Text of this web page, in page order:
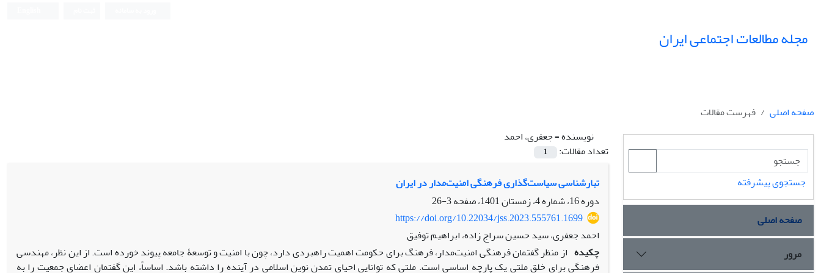
مجله مطالعات اجتماعی ایران
صفحه اصلی
فهرست مقالات
نویسنده =جعفری، احمد
تعداد مقالات:
1
تبارشناسی سیاست‌گذاری فرهنگی امنیت‌مدار در ایران
دوره 16، شماره 4، زمستان 1401، صفحه
3-26
https://doi.org/10.22034/jss.2023.555761.1699
احمد جعفری، سید حسین سراج زاده، ابراهیم توفیق
چکیده از منظر گفتمان فرهنگی امنیت‌مدار، فرهنگ برای حکومت اهمیت راهبردی دارد، چون با امنیت و توسعۀ جامعه پیوند خورده است. از این نظر، مهندسی
فرهنگی برای خلق ملتی یک پارچه اساسی است. ملتی که توانایی احیای تمدن نوین اسلامی در آینده را داشته باشد. اساساً، این گفتمان اعضای جمعیت را به
جستجوی پیشرفته
صفحه اصلی
مرور